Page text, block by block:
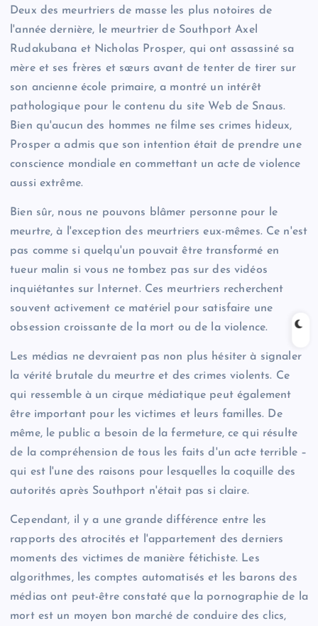
Deux des meurtriers de masse les plus notoires de
l'année dernière, le meurtrier de Southport Axel
Rudakubana et Nicholas Prosper, qui ont assassiné sa
mère et ses frères et sœurs avant de tenter de tirer sur
son ancienne école primaire, a montré un intérêt
pathologique pour le contenu du site Web de Snaus.
Bien qu'aucun des hommes ne filme ses crimes hideux,
Prosper a admis que son intention était de prendre une
conscience mondiale en commettant un acte de violence
aussi extrême.
Bien sûr, nous ne pouvons blâmer personne pour le
meurtre, à l'exception des meurtriers eux-mêmes. Ce n'est
pas comme si quelqu'un pouvait être transformé en
tueur malin si vous ne tombez pas sur des vidéos
inquiétantes sur Internet. Ces meurtriers recherchent
souvent activement ce matériel pour satisfaire une
obsession croissante de la mort ou de la violence.
Les médias ne devraient pas non plus hésiter à signaler
la vérité brutale du meurtre et des crimes violents. Ce
qui ressemble à un cirque médiatique peut également
être important pour les victimes et leurs familles. De
même, le public a besoin de la fermeture, ce qui résulte
de la compréhension de tous les faits d'un acte terrible –
qui est l'une des raisons pour lesquelles la coquille des
autorités après Southport n'était pas si claire.
Cependant, il y a une grande différence entre les
rapports des atrocités et l'appartement des derniers
moments des victimes de manière fétichiste. Les
algorithmes, les comptes automatisés et les barons des
médias ont peut-être constaté que la pornographie de la
mort est un moyen bon marché de conduire des clics,